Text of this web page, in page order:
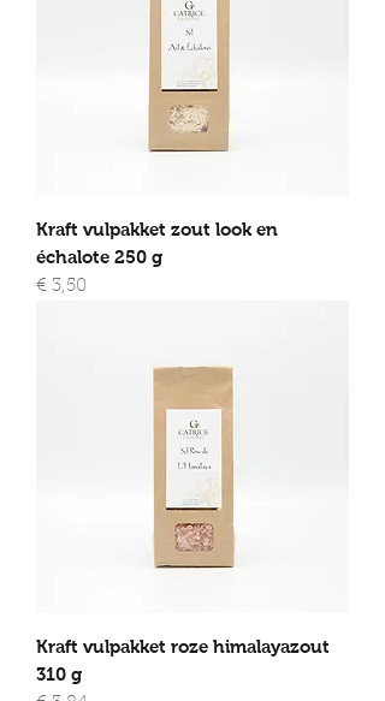
Kraft vulpakket zout look en
échalote 250 g
Prijs
€ 3,50
Kraft vulpakket roze himalayazout
310 g